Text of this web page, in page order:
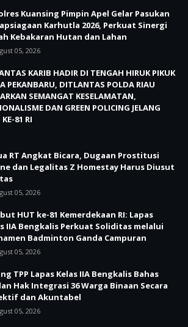
Kuansing Pimpin Apel Gelar Pasukan
Karhutla 2026, Perkuat Sinergi
Kebakaran Hutan dan Lahan
05, 2026
KARIB HADIR DI TENGAH HIRUK PIKUK
PEKANBARU, DITLANTAS POLDA RIAU
SEMANGAT KESELAMATAN,
DAN GREEN POLICING JELANG
81 RI
RT Angkat Bicara, Dugaan Prostitusi
dan Legalitas Z Homestay Harus Diusut
05, 2026
HUT ke-81 Kemerdekaan RI: Lapas
IIA Bengkalis Perkuat Soliditas melalui
Badminton Ganda Campuran
05, 2026
TPP Lapas Kelas IIA Bengkalis Bahas
Hak Integrasi 36 Warga Binaan Secara
dan Akuntabel
05, 2026